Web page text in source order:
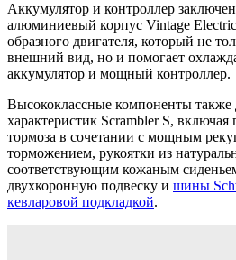
Аккумулятор и контроллер
алюминиевый корпус Vintage
образного двигателя, который не
внешний вид, но и помогает
аккумулятор и мощный контроллер.
Высококлассные компоненты
характеристик Scrambler S,
тормоза в сочетании с мощным
торможением, рукоятки из
соответствующим кожаным
двухкоронную подвеску и шины
кевларовой подкладкой.